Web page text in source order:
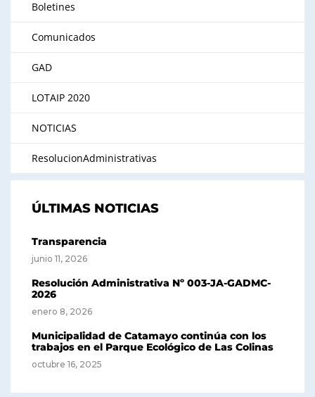
Boletines
Comunicados
GAD
LOTAIP 2020
NOTICIAS
ResolucionAdministrativas
ÚLTIMAS NOTICIAS
Transparencia
junio 11, 2026
Resolución Administrativa Nº 003-JA-GADMC-
2026
enero 8, 2026
Municipalidad de Catamayo continúa con los
trabajos en el Parque Ecológico de Las Colinas
octubre 16, 2025